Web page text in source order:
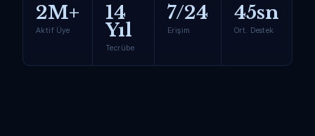
2M+
Aktif Üye
14
Yıl
Tecrübe
7/24
Erişim
45sn
Ort. Destek